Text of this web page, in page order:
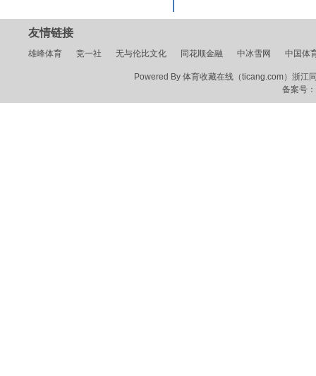
友情链接
雄峰体育 竞一社 无与伦比文化 同花顺金融 中冰雪网 中国体
Powered By 体育收藏在线（ticang.com）浙江
备案号：